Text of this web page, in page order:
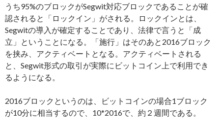
うち95%のブロックがSegwit対応ブロックであることが確
認されると「ロックイン」がされる。ロックインとは、
Segwitの導入が確定することであり、法律で言うと「成
立」ということになる。「施行」はそのあと2016ブロック
を挟み、アクティベートとなる。アクティベートされる
と、Segwit形式の取引が実際にビットコイン上で利用でき
るようになる。
2016ブロックというのは、ビットコインの場合1ブロック
が10分に相当するので、10*2016で、約２週間である。